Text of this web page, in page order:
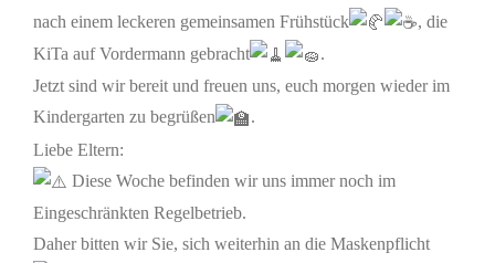
nach einem leckeren gemeinsamen Frühstück
, die
KiTa auf Vordermann gebracht
.
Jetzt sind wir bereit und freuen uns, euch morgen wieder im
Kindergarten zu begrüßen
.
Liebe Eltern:
Diese Woche befinden wir uns immer noch im
Eingeschränkten Regelbetrieb.
Daher bitten wir Sie, sich weiterhin an die Maskenpflicht